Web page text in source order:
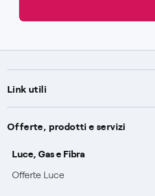
Link utili
Assistenza
Avvisi
SOS luce e gas
Servizi
Servizio di salvaguardia
Collabora con noi
Offerte, prodotti e servizi
Luce, Gas e Fibra
Offerte Luce